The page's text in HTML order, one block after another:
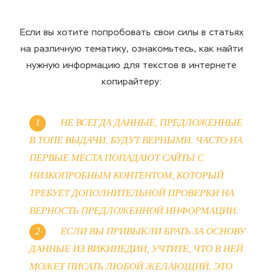
Если вы хотите попробовать свои силы в статьях
на различную тематику, ознакомьтесь, как найти
нужную информацию для текстов в интернете
копирайтеру:
НЕ ВСЕГДА ДАННЫЕ, ПРЕДЛОЖЕННЫЕ
В ТОПЕ ВЫДАЧИ, БУДУТ ВЕРНЫМИ. ЧАСТО НА
ПЕРВЫЕ МЕСТА ПОПАДАЮТ САЙТЫ С
НИЗКОПРОБНЫМ КОНТЕНТОМ, КОТОРЫЙ
ТРЕБУЕТ ДОПОЛНИТЕЛЬНОЙ ПРОВЕРКИ НА
ВЕРНОСТЬ ПРЕДЛОЖЕННОЙ ИНФОРМАЦИИ.
ЕСЛИ ВЫ ПРИВЫКЛИ БРАТЬ ЗА ОСНОВУ
ДАННЫЕ ИЗ ВИКИПЕДИИ, УЧТИТЕ, ЧТО В НЕЙ
МОЖЕТ ПИСАТЬ ЛЮБОЙ ЖЕЛАЮЩИЙ. ЭТО